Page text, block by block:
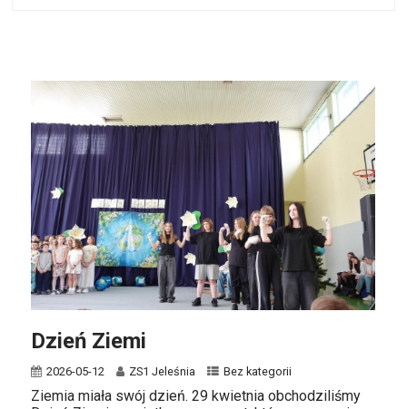
Dzień Ziemi
2026-05-12 ZS1 Jeleśnia Bez kategorii
Ziemia miała swój dzień. 29 kwietnia obchodziliśmy